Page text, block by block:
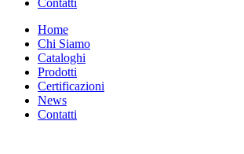
Contatti
Home
Chi Siamo
Cataloghi
Prodotti
Certificazioni
News
Contatti